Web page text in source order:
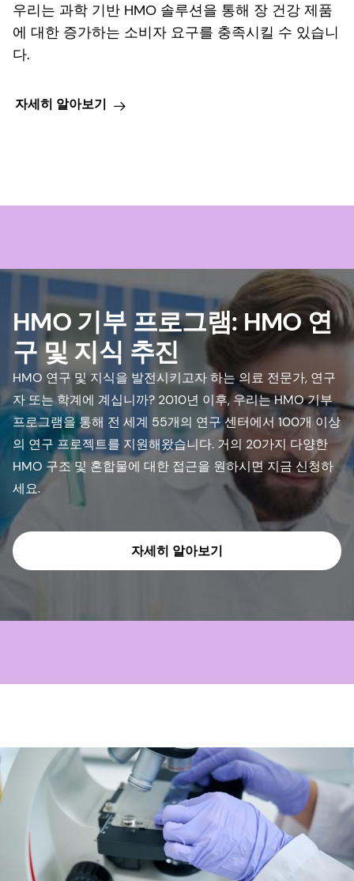
우리는 과학 기반 HMO 솔루션을 통해 장 건강 제품
에 대한 증가하는 소비자 요구를 충족시킬 수 있습니
다.
자세히 알아보기
HMO 기부 프로그램: HMO 연
구 및 지식 추진
HMO 연구 및 지식을 발전시키고자 하는 의료 전문가, 연구
자 또는 학계에 계십니까? 2010년 이후, 우리는 HMO 기부
프로그램을 통해 전 세계 55개의 연구 센터에서 100개 이상
의 연구 프로젝트를 지원해왔습니다. 거의 20가지 다양한
HMO 구조 및 혼합물에 대한 접근을 원하시면 지금 신청하
세요.
자세히 알아보기